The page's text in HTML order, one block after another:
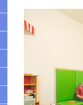
Vorsorge- und
Broschüren und
Familienzeit